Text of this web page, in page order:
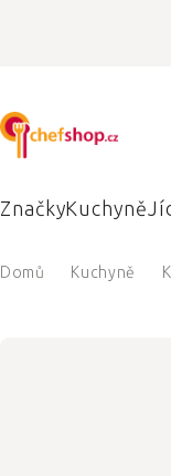
ZnačkyKuchyně
Domů Kuchyně